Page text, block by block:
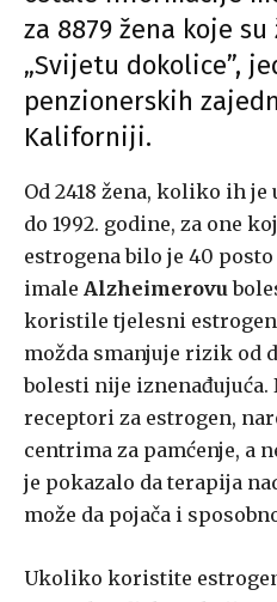
za 8879 žena koje
„Svijetu dokolice”,
penzionerskih
Kaliforniji.
Od 2418 žena, koliko ih je
do 1992. godine, za one
estrogena bilo je 40
imale Alzheimerovu
koristile tjelesni
možda smanjuje rizik od
bolesti nije iznenađujuća.
receptori za estrogen,
centrima za pamćenje, a
je pokazalo da terapija
može da pojača i
Ukoliko koristite